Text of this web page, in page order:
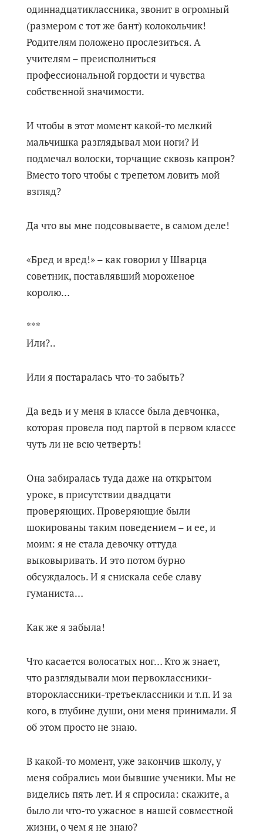
одиннадцатиклассника, звонит в огромный
(размером с тот же бант) колокольчик!
Родителям положено прослезиться. А
учителям – преисполниться
профессиональной гордости и чувства
собственной значимости.
И чтобы в этот момент какой-то мелкий
мальчишка разглядывал мои ноги? И
подмечал волоски, торчащие сквозь капрон?
Вместо того чтобы с трепетом ловить мой
взгляд?
Да что вы мне подсовываете, в самом деле!
«Бред и вред!» – как говорил у Шварца
советник, поставлявший мороженое
королю…
***
Или?..
Или я постаралась что-то забыть?
Да ведь и у меня в классе была девчонка,
которая провела под партой в первом классе
чуть ли не всю четверть!
Она забиралась туда даже на открытом
уроке, в присутствии двадцати
проверяющих. Проверяющие были
шокированы таким поведением – и ее, и
моим: я не стала девочку оттуда
выковыривать. И это потом бурно
обсуждалось. И я снискала себе славу
гуманиста…
Как же я забыла!
Что касается волосатых ног… Кто ж знает,
что разглядывали мои первоклассники-
второклассники-третьеклассники и т.п. И за
кого, в глубине души, они меня принимали. Я
об этом просто не знаю.
В какой-то момент, уже закончив школу, у
меня собрались мои бывшие ученики. Мы не
виделись пять лет. И я спросила: скажите, а
было ли что-то ужасное в нашей совместной
жизни, о чем я не знаю?